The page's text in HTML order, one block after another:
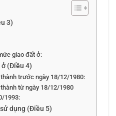
3)
giao đất ở:
(Điều 4)
trước ngày 18/12/1980:
từ ngày 18/12/1980
1993:
dụng (Điều 5)